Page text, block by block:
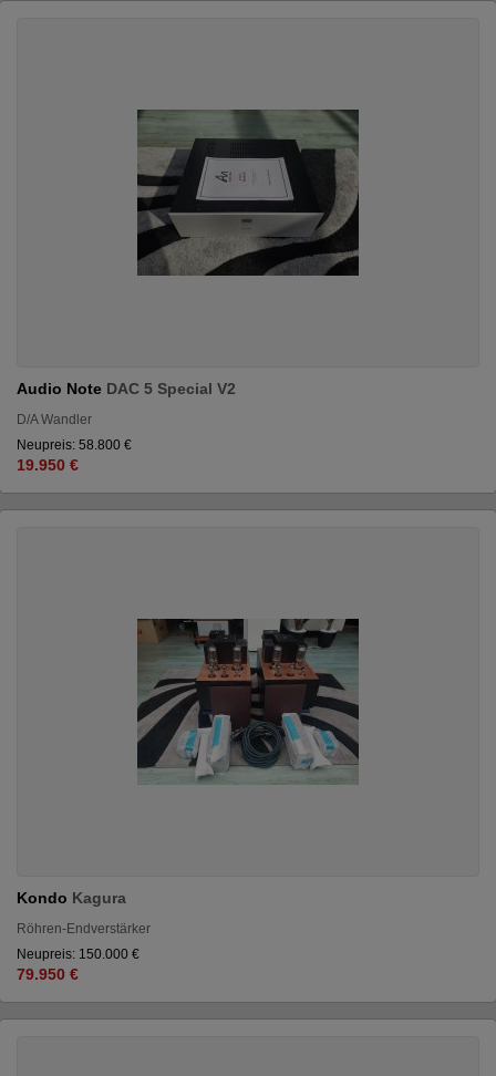
Audio Note DAC 5 Special V2
D/A Wandler
Neupreis: 58.800 €
19.950 €
Kondo Kagura
Röhren-Endverstärker
Neupreis: 150.000 €
79.950 €